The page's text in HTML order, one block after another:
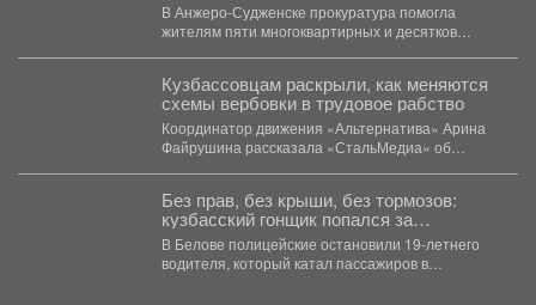
вмешалась
В Анжеро-Судженске прокуратура помогла
жителям пяти многоквартирных и десятков
Кузбассовцам раскрыли, как меняются
схемы вербовки в трудовое рабство
Координатор движения «Альтернатива» Арина
Файрушина рассказала «СтальМедиа» об
Без прав, без крыши, без тормозов:
кузбасский гонщик попался за
экстремальную езду
В Белове полицейские остановили 19-летнего
водителя, который катал пассажиров в